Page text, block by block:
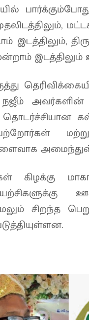
இடத்திலும்,
கிழக்கு
சிறந்த